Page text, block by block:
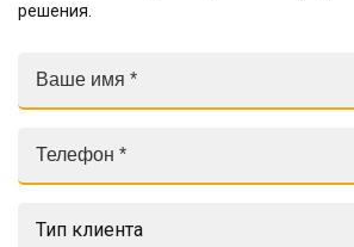
решения.
Тип клиента